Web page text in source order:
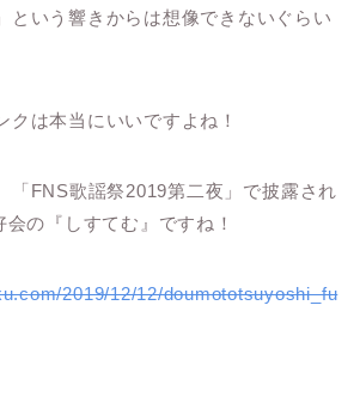
という響きからは想像できないぐらい
クは本当にいいですよね！
「FNS歌謡祭2019第二夜」で披露され
の『しすてむ』ですね！
2019/12/12/doumototsuyoshi_fu